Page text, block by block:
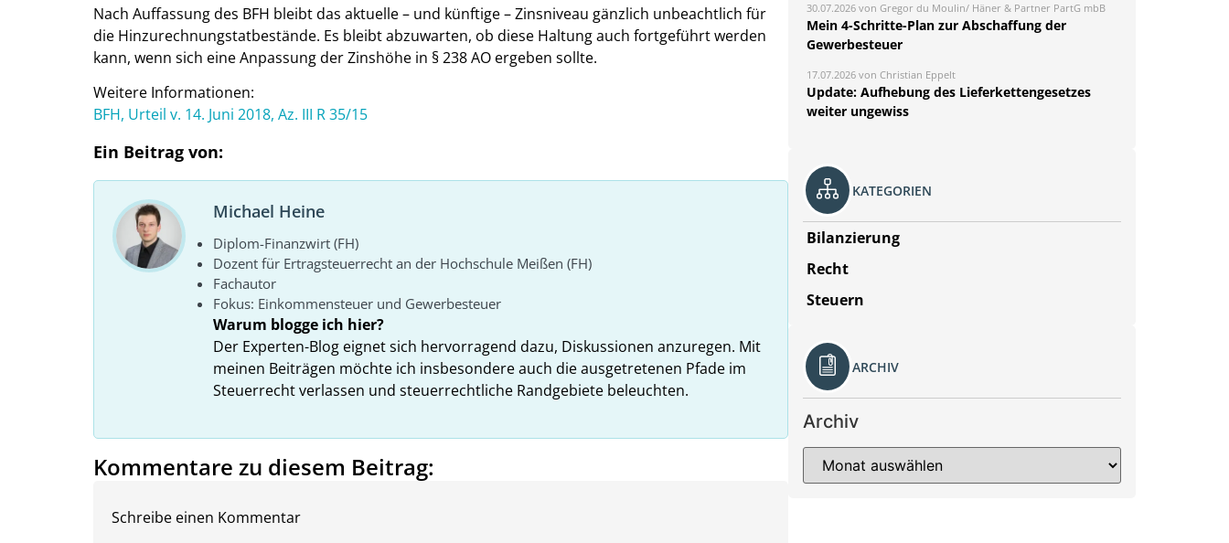
Nach Auffassung des BFH bleibt das aktuelle – und künftige – Zinsniveau gänzlich unbeachtlich für
die Hinzurechnungstatbestände. Es bleibt abzuwarten, ob diese Haltung auch fortgeführt werden
kann, wenn sich eine Anpassung der Zinshöhe in § 238 AO ergeben sollte.
Weitere Informationen:
BFH, Urteil v. 14. Juni 2018, Az. III R 35/15
Ein Beitrag von:
Michael Heine
Diplom-Finanzwirt (FH)
Dozent für Ertragsteuerrecht an der Hochschule Meißen (FH)
Fachautor
Fokus: Einkommensteuer und Gewerbesteuer
Warum blogge ich hier?
Der Experten-Blog eignet sich hervorragend dazu, Diskussionen anzuregen. Mit
meinen Beiträgen möchte ich insbesondere auch die ausgetretenen Pfade im
Steuerrecht verlassen und steuerrechtliche Randgebiete beleuchten.
Kommentare zu diesem Beitrag:
Schreibe einen Kommentar
30.07.2026 von Gregor du Moulin/ Häner & Partner PartG mbB
Mein 4-Schritte-Plan zur Abschaffung der
Gewerbesteuer
17.07.2026 von Christian Eppelt
Update: Aufhebung des Lieferkettengesetzes
weiter ungewiss
KATEGORIEN
Bilanzierung
Recht
Steuern
ARCHIV
Archiv